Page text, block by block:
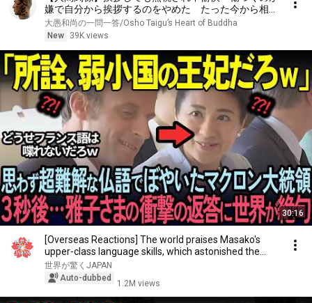
嫌で自分から挨拶するのをやめた たった今から相手
の返事に振り回されずに済む｢考え方｣｜大愚和尚の一
問一答
大愚和尚の一問一答/Osho Taigu’s Heart of Buddha
New
39K views
30:16
[Overseas Reactions] The world praises Masako's
upper-class language skills, which astonished the...
世界が驚くJAPAN
Auto-dubbed
1.2M views